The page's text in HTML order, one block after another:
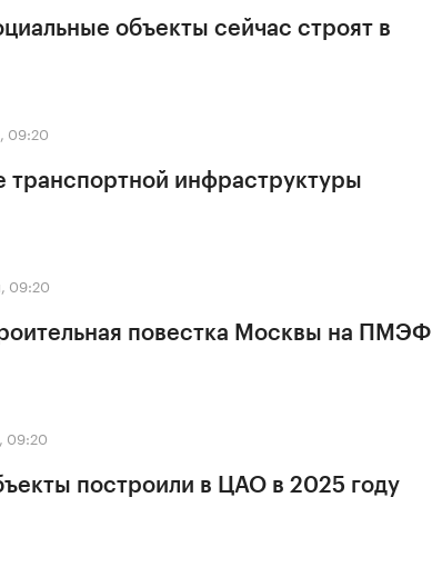
объекты сейчас строят в
09:20
транспортной инфраструктуры
09:20
повестка Москвы на ПМЭФ
09:20
построили в ЦАО в 2025 году